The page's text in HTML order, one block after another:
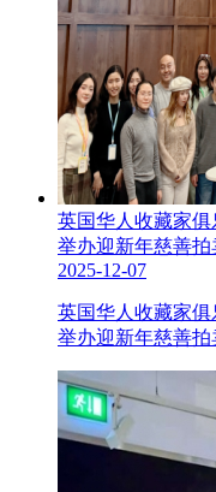
英国华人收藏家
举办迎新年慈善拍
2025-12-07
英国华人收藏家
举办迎新年慈善拍